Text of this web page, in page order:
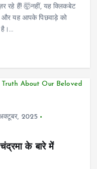
रहे हैं! 🤯नहीं, यह क्लिकबेट
और यह आपके पिछवाड़े को
है।…
2025
के बारे में